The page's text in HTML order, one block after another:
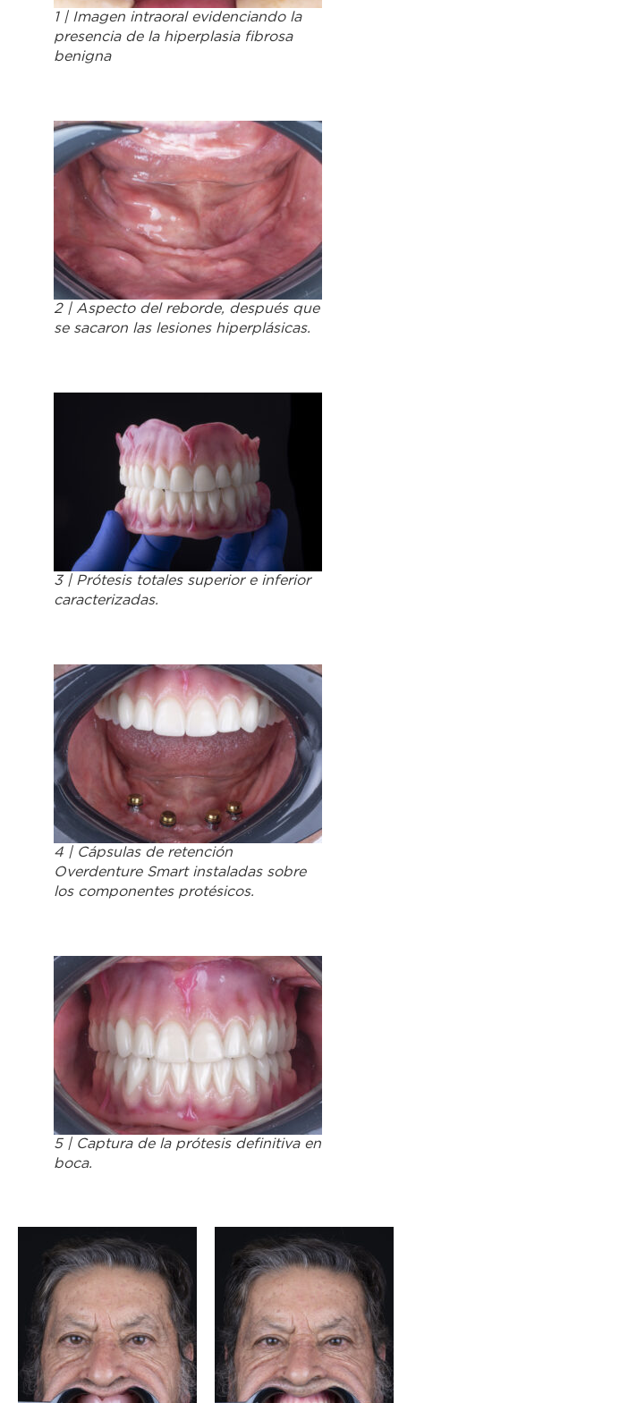
1 | Imagen intraoral evidenciando la
presencia de la hiperplasia fibrosa
benigna
2 | Aspecto del reborde, después que
se sacaron las lesiones hiperplásicas.
3 | Prótesis totales superior e inferior
caracterizadas.
4 | Cápsulas de retención
Overdenture Smart instaladas sobre
los componentes protésicos.
5 | Captura de la prótesis definitiva en
boca.